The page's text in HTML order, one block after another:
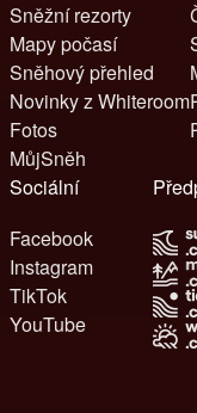
Sněžní rezorty
Mapy počasí
Sněhový přehled
Novinky z Whiteroom
Fotos
MůjSněh
Sociální
Facebook
Instagram
TikTok
YouTube